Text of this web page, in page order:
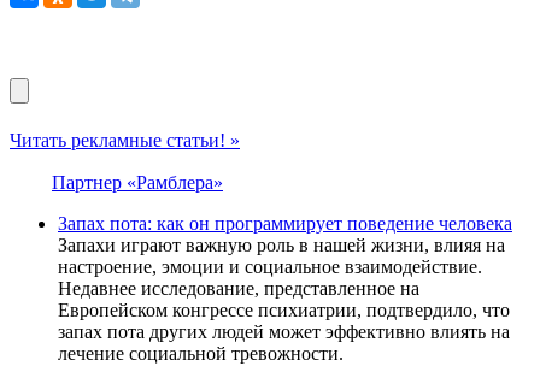
Читать рекламные статьи! »
Партнер «Рамблера»
Запах пота: как он программирует поведение человека
Запахи играют важную роль в нашей жизни, влияя на
настроение, эмоции и социальное взаимодействие.
Недавнее исследование, представленное на
Европейском конгрессе психиатрии, подтвердило, что
запах пота других людей может эффективно влиять на
лечение социальной тревожности.